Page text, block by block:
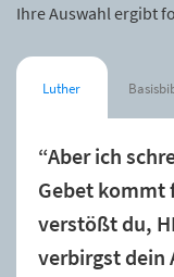
Ihre Auswahl ergibt
Luther
“Aber ich
Gebet kommt
verstößt du,
verbirgst dein